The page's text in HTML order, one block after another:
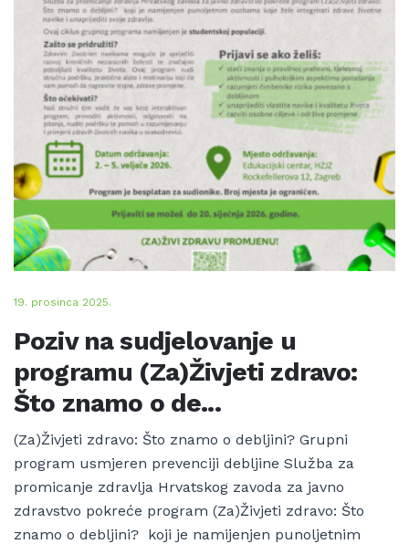
19. prosinca 2025.
Poziv na sudjelovanje u
programu (Za)Živjeti zdravo:
Što znamo o de...
(Za)Živjeti zdravo: Što znamo o debljini? Grupni
program usmjeren prevenciji debljine Služba za
promicanje zdravlja Hrvatskog zavoda za javno
zdravstvo pokreće program (Za)Živjeti zdravo: Što
znamo o debljini? koji je namijenjen punoljetnim